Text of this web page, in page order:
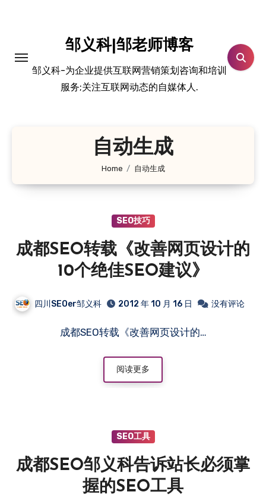
邹义科|邹老师博客
邹义科-为企业提供互联网营销策划咨询和培训
服务;关注互联网动态的自媒体人.
自动生成
Home 自动生成
SEO技巧
成都SEO转载《改善网页设计的
10个绝佳SEO建议》
四川SEOer邹义科 2012 年 10 月 16 日 没有评论
成都SEO转载《改善网页设计的…
阅读更多
SEO工具
成都SEO邹义科告诉站长必须掌
握的SEO工具